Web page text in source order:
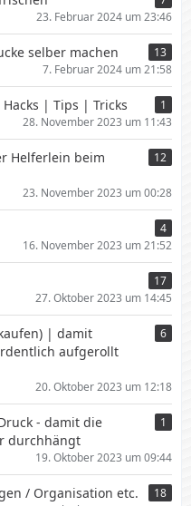
23. Februar 2024 um 23:46
selber machen
13
7. Februar 2024 um 21:58
| Tips | Tricks
1
28. November 2023 um 11:43
Helferlein beim
12
23. November 2023 um 00:28
4
16. November 2023 um 21:52
17
27. Oktober 2023 um 14:45
| damit
aufgerollt
6
20. Oktober 2023 um 12:18
- damit die
durchhängt
1
19. Oktober 2023 um 09:44
/ Organisation etc.
18